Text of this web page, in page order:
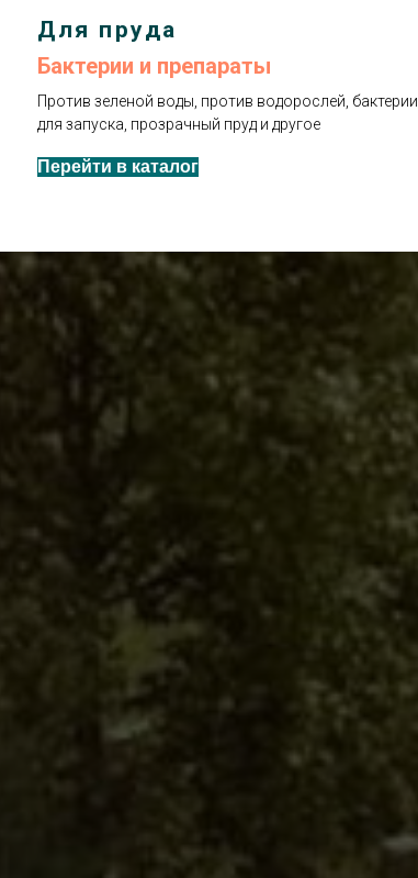
Для пруда
Бактерии и препараты
Против зеленой воды, против водорослей, бактерии
для запуска, прозрачный пруд и другое
Перейти в каталог